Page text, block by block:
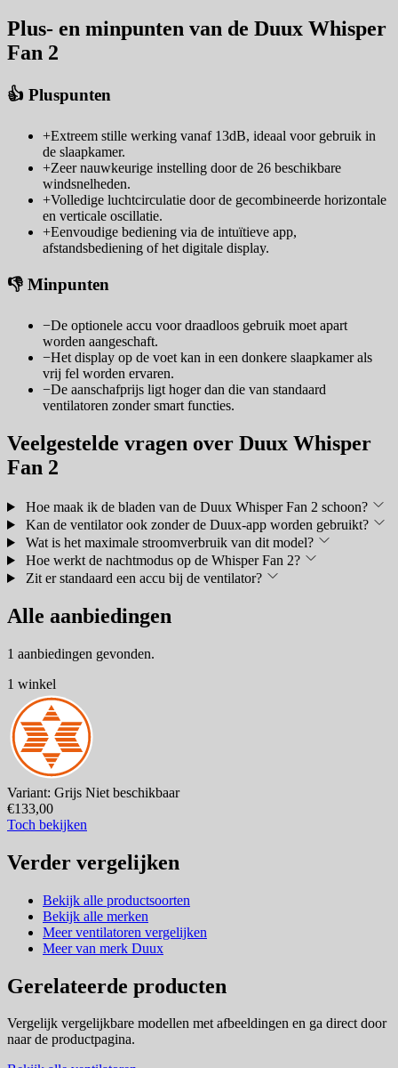
Plus- en minpunten van de Duux Whisper
Fan 2
👍 Pluspunten
+Extreem stille werking vanaf 13dB, ideaal voor gebruik in
de slaapkamer.
+Zeer nauwkeurige instelling door de 26 beschikbare
windsnelheden.
+Volledige luchtcirculatie door de gecombineerde horizontale
en verticale oscillatie.
+Eenvoudige bediening via de intuïtieve app,
afstandsbediening of het digitale display.
👎 Minpunten
−De optionele accu voor draadloos gebruik moet apart
worden aangeschaft.
−Het display op de voet kan in een donkere slaapkamer als
vrij fel worden ervaren.
−De aanschafprijs ligt hoger dan die van standaard
ventilatoren zonder smart functies.
Veelgestelde vragen over Duux Whisper
Fan 2
Hoe maak ik de bladen van de Duux Whisper Fan 2 schoon?
Kan de ventilator ook zonder de Duux-app worden gebruikt?
Wat is het maximale stroomverbruik van dit model?
Hoe werkt de nachtmodus op de Whisper Fan 2?
Zit er standaard een accu bij de ventilator?
Alle aanbiedingen
1 aanbiedingen gevonden.
1 winkel
Variant: Grijs Niet beschikbaar
€133,00
Toch bekijken
Verder vergelijken
Bekijk alle productsoorten
Bekijk alle merken
Meer ventilatoren vergelijken
Meer van merk Duux
Gerelateerde producten
Vergelijk vergelijkbare modellen met afbeeldingen en ga direct door
naar de productpagina.